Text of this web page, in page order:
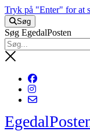
Tryk på "Enter" for at
Søg
Søg EgedalPosten